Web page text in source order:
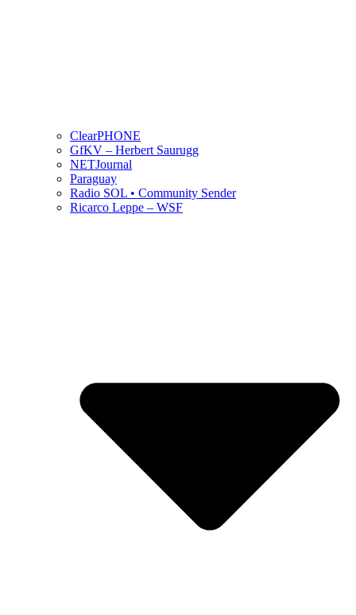
ClearPHONE
GfKV – Herbert Saurugg
NETJournal
Paraguay
Radio SOL • Community Sender
Ricarco Leppe – WSF